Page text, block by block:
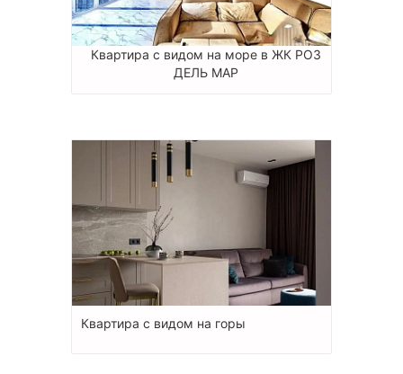
Квартира с видом на море в ЖК РОЗ
ДЕЛЬ МАР
Квартира с видом на горы